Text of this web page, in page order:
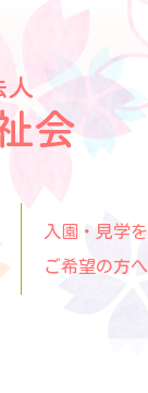
入園・見学を
ご希望の方へ